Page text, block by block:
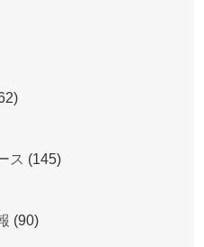
ス (145)
(90)